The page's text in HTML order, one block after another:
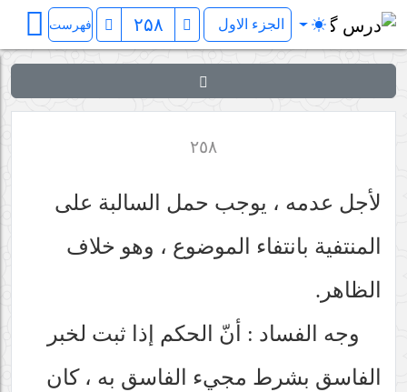
فرائد الاصول (رسائل) فهرست
٢٥٨
لأجل عدمه ، يوجب حمل السالبة على
المنتفية بانتفاء الموضوع ، وهو خلاف
الظاهر.
وجه الفساد : أنّ الحكم إذا ثبت لخبر
الفاسق بشرط مجيء الفاسق به ، كان